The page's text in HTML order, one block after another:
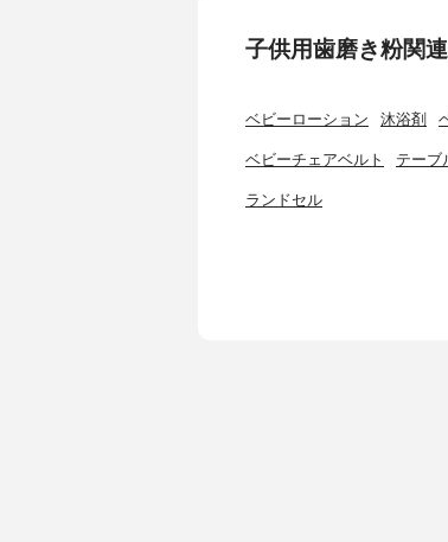
子供用歯磨き粉関
ベビーローション 沐浴剤
ベビーチェアベルト テーブ
ランドセル